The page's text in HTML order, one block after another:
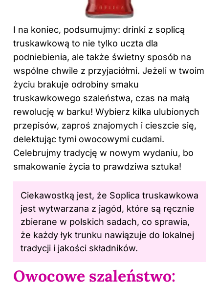
I na koniec, podsumujmy: drinki z soplicą
truskawkową to nie tylko uczta dla
podniebienia, ale także świetny sposób na
wspólne chwile z przyjaciółmi. Jeżeli w twoim
życiu brakuje odrobiny smaku
truskawkowego szaleństwa, czas na małą
rewolucję w barku! Wybierz kilka ulubionych
przepisów, zaproś znajomych i cieszcie się,
delektując tymi owocowymi cudami.
Celebrujmy tradycję w nowym wydaniu, bo
smakowanie życia to prawdziwa sztuka!
Ciekawostką jest, że Soplica truskawkowa
jest wytwarzana z jagód, które są ręcznie
zbierane w polskich sadach, co sprawia,
że każdy łyk trunku nawiązuje do lokalnej
tradycji i jakości składników.
Owocowe szaleństwo: